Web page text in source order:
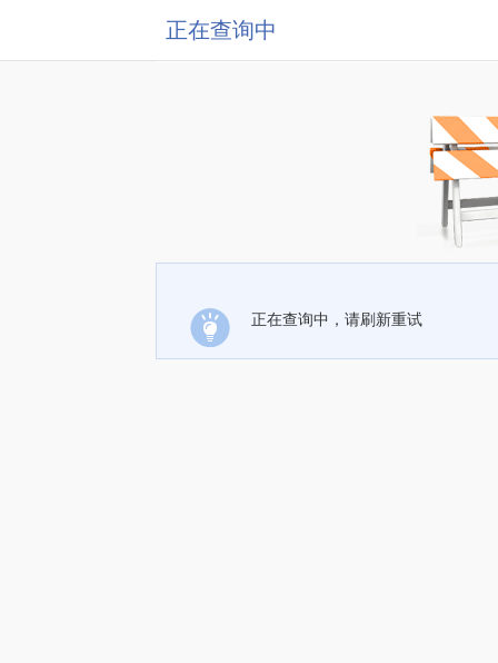
正在查询中
正在查询中，请刷新重试